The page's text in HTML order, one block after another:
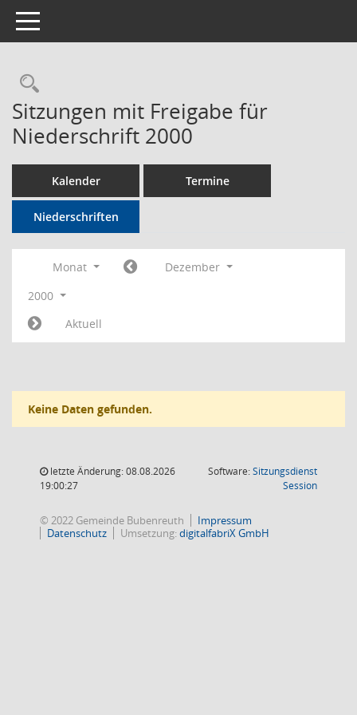
Toggle navigation
Rechercheauswahl
Sitzungen mit Freigabe für
Niederschrift 2000
Kalender Termine
Niederschriften
Monat
Dezember
2000
Aktuell
Keine Daten gefunden.
letzte Änderung: 08.08.2026
19:00:27
Software:Sitzungsdienst
Session(Wird in
© 2022 Gemeinde Bubenreuth
Impressum
Datenschutz
Umsetzung:digitalfabriX GmbH